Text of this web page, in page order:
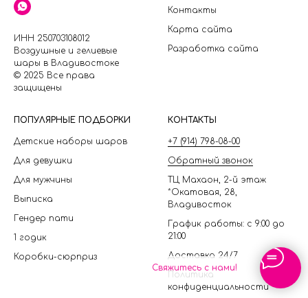
Свяжитесь с нами!
ИНН 250703108012
Воздушные и гелиевые
шары в Владивостоке
© 2025 Все права
защищены
Контакты
Карта сайта
Разработка сайта
ПОПУЛЯРНЫЕ ПОДБОРКИ
Детские наборы шаров
Для девушки
Для мужчины
Выписка
Гендер пати
1 годик
Коробки-сюрприз
КОНТАКТЫ
+7 (914) 798-08-00
Обратный звонок
ТЦ Махаон, 2-й этаж
*Окатовая, 28,
Владивосток
График работы: с 9:00 до
21:00
Доставка 24/7
Политика
конфиденциальности